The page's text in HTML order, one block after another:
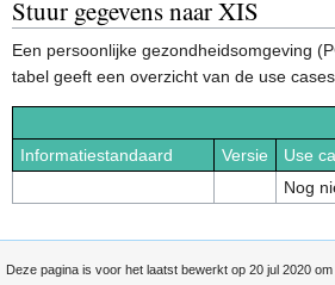
Stuur gegevens naar XIS
Een persoonlijke gezondheidsomgeving
tabel geeft een overzicht van de use
Informatiestandaard Versie
Use
Nog
Deze pagina is voor het laatst bewerkt op 20 jul 2020